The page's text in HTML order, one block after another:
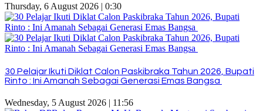
Thursday, 6 August 2026 | 0:30
30 Pelajar Ikuti Diklat Calon Paskibraka Tahun 2026, Bupati
Rinto : Ini Amanah Sebagai Generasi Emas Bangsa
Wednesday, 5 August 2026 | 11:56